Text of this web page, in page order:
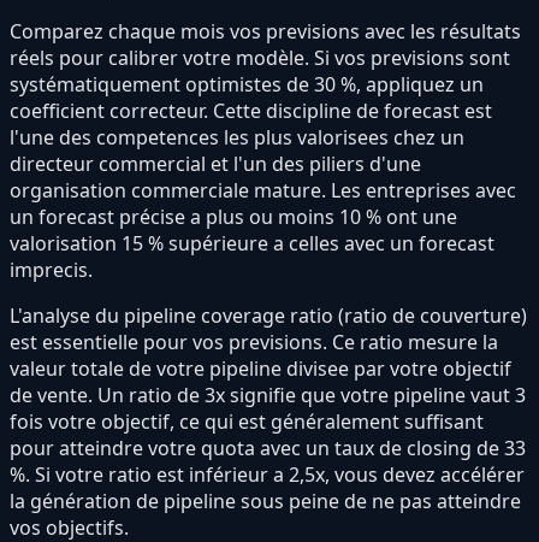
Comparez chaque mois vos previsions avec les résultats
réels pour calibrer votre modèle. Si vos previsions sont
systématiquement optimistes de 30 %, appliquez un
coefficient correcteur. Cette discipline de forecast est
l'une des competences les plus valorisees chez un
directeur commercial et l'un des piliers d'une
organisation commerciale mature. Les entreprises avec
un forecast précise a plus ou moins 10 % ont une
valorisation 15 % supérieure a celles avec un forecast
imprecis.
L'analyse du pipeline coverage ratio (ratio de couverture)
est essentielle pour vos previsions. Ce ratio mesure la
valeur totale de votre pipeline divisee par votre objectif
de vente. Un ratio de 3x signifie que votre pipeline vaut 3
fois votre objectif, ce qui est généralement suffisant
pour atteindre votre quota avec un taux de closing de 33
%. Si votre ratio est inférieur a 2,5x, vous devez accélérer
la génération de pipeline sous peine de ne pas atteindre
vos objectifs.